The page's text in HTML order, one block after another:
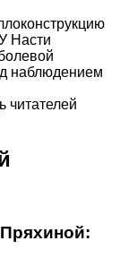
Насти
наблюдением
читателей